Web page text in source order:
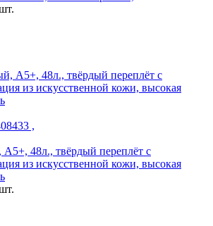
,
48л., твёрдый переплёт с
из искусственной кожи, высокая